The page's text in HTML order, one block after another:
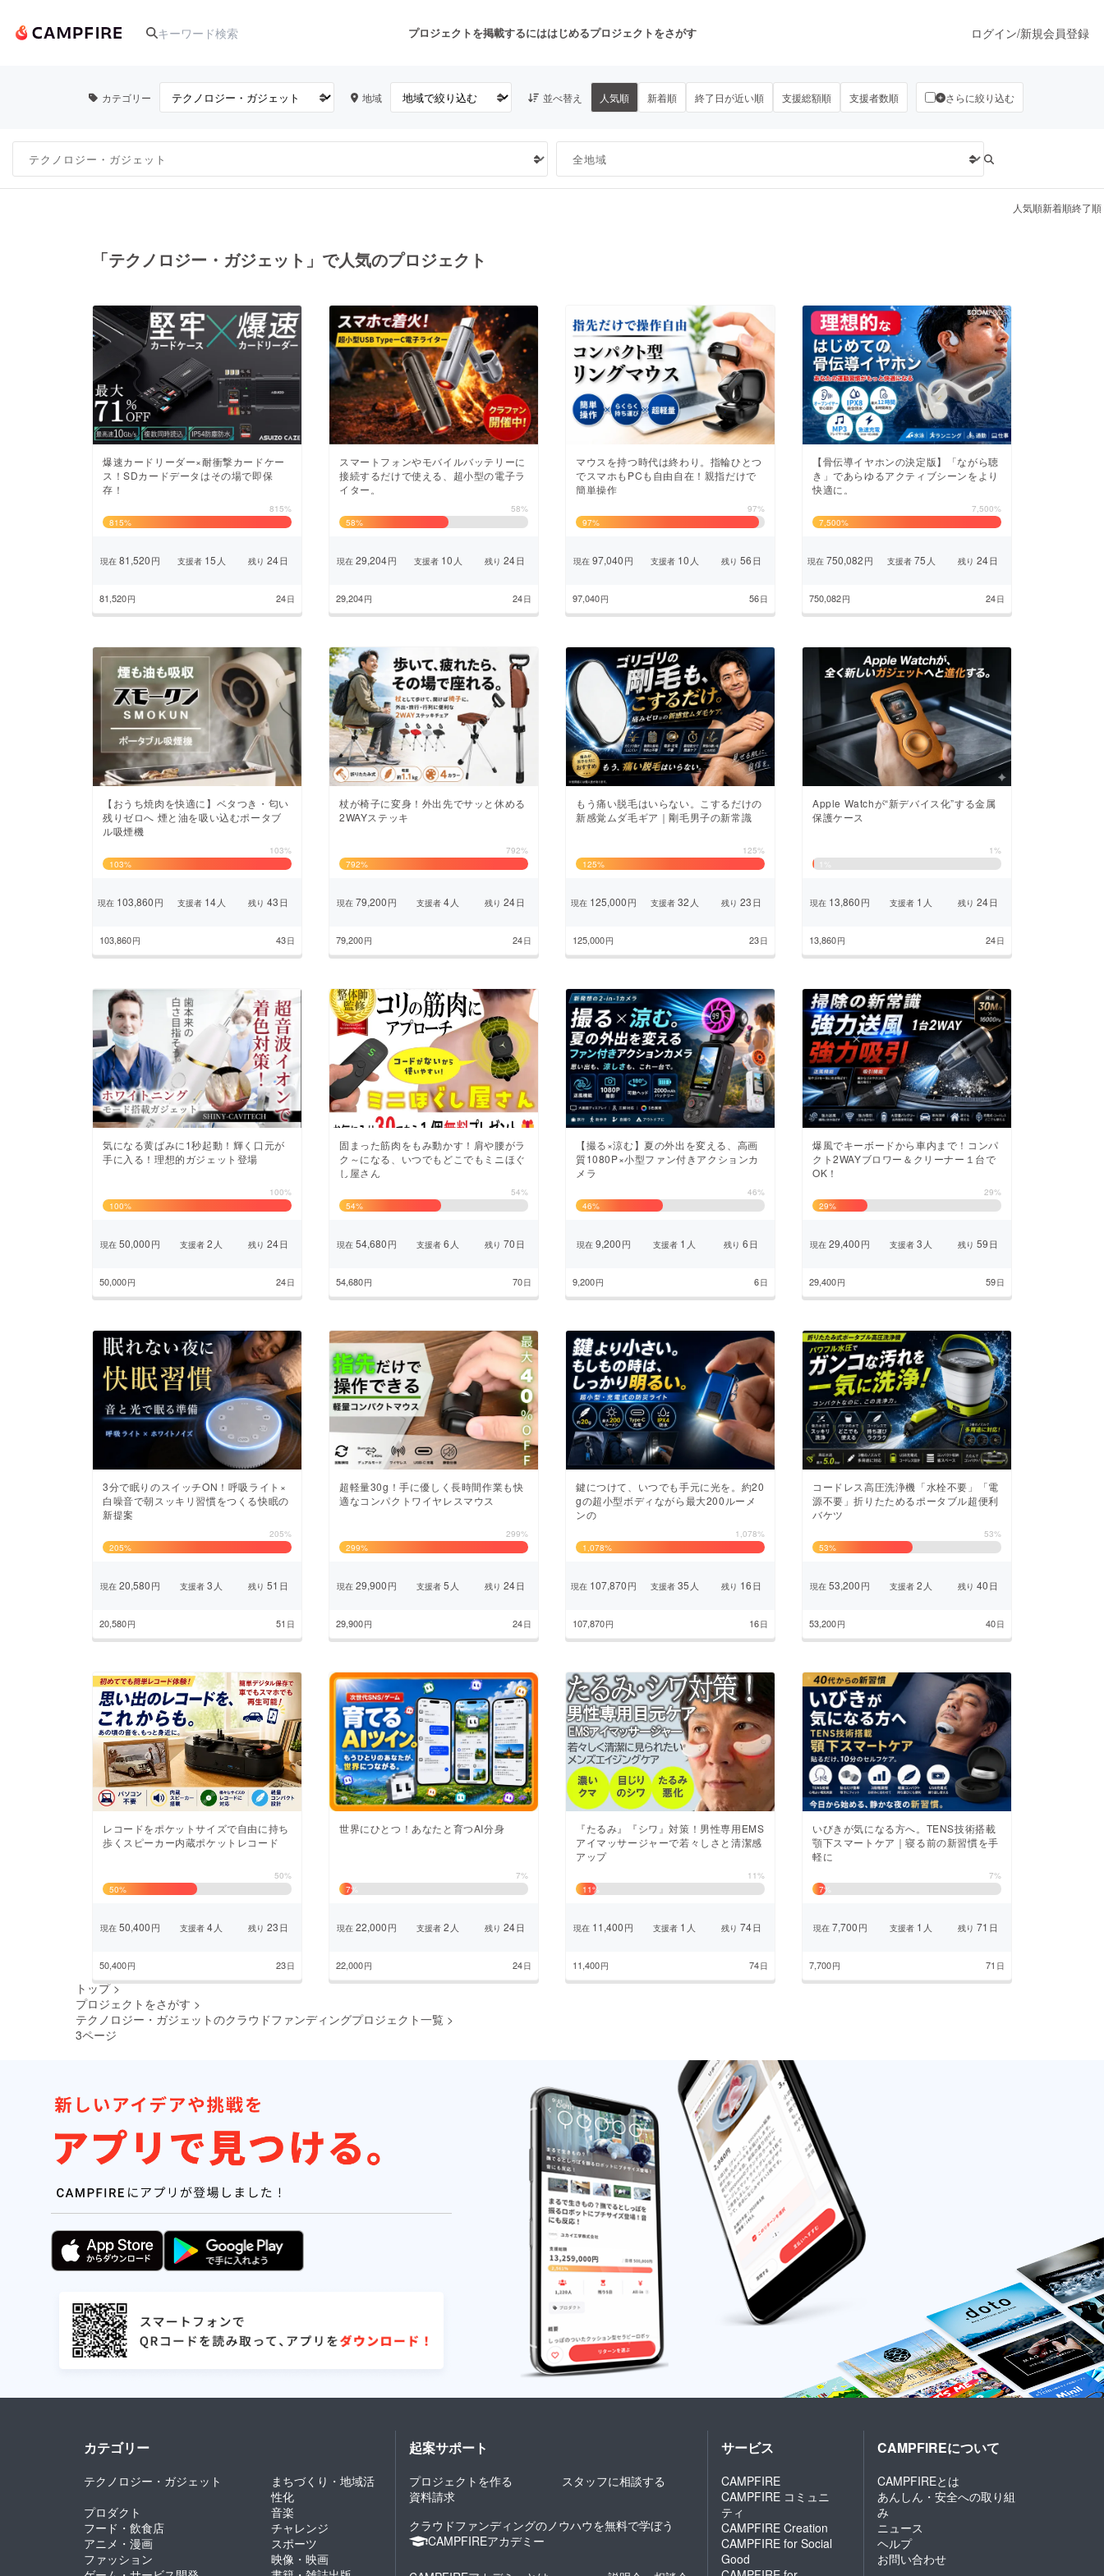
プロジェクトを掲載するにははじめるプロジェクトをさがす
人気のプロジェクト注目のリターン注目の新着プロジェクト募集終了が近いプロジェクトもうすぐ公開されます
ビジネス・起業 チャレンジ ビューティー・ヘルスケア ソーシャルグッド
まちづくり・地域活性化
CAMPFIRE for Social Good
CAMPFIRE Creation
CAMPFIREふるさと納税
machi-ya コミュニティ
ログイン/新規会員登録
カテゴリー 地域 並べ替え 人気順 新着順 終了日が近い順 支援総額順 支援者数順 さらに絞り込む
人気順新着順終了順
「テクノロジー・ガジェット」で人気のプロジェクト
爆速カードリーダー×耐衝撃カードケー
ス！SDカードデータはその場で即保
存！
815%
815%
現在 81,520円 支援者15 人 残り 24日
81,520円 24日
スマートフォンやモバイルバッテリーに
接続するだけで使える、超小型の電子ラ
イター。
58%
58%
現在 29,204円 支援者10 人 残り 24日
29,204円 24日
マウスを持つ時代は終わり。指輪ひとつ
でスマホもPCも自由自在！親指だけで
簡単操作
97%
97%
現在 97,040円 支援者10 人 残り 56日
97,040円 56日
【骨伝導イヤホンの決定版】「ながら聴
き」であらゆるアクティブシーンをより
快適に。
7,500%
7,500%
現在750,082円 支援者75 人 残り 24日
750,082円 24日
【おうち焼肉を快適に】ベタつき・匂い
残りゼロへ 煙と油を吸い込むポータブ
ル吸煙機
103%
103%
現在103,860円 支援者14 人 残り 43日
103,860円 43日
杖が椅子に変身！外出先でサッと休める
2WAYステッキ
792%
792%
現在 79,200円 支援者 4 人 残り 24日
79,200円 24日
もう痛い脱毛はいらない。こするだけの
新感覚ムダ毛ギア｜剛毛男子の新常識
125%
125%
現在125,000円 支援者32 人 残り 23日
125,000円 23日
Apple Watchが“新デバイス化”する金属
保護ケース
1%
1
現在 13,860円 支援者 1 人 残り 24日
13,860円 24日
気になる黄ばみに1秒起動！輝く口元が
手に入る！理想的ガジェット登場
100%
100%
現在 50,000円 支援者 2 人 残り 24日
50,000円 24日
固まった筋肉をもみ動かす！肩や腰がラ
ク～になる、いつでもどこでもミニほぐ
し屋さん
54%
54%
現在 54,680円 支援者 6 人 残り 70日
54,680円 70日
【撮る×涼む】夏の外出を変える、高画
質1080P×小型ファン付きアクションカ
メラ
46%
46%
現在9,200円 支援者 1 人 残り 6日
9,200円 6日
爆風でキーボードから車内まで！コンパ
クト2WAYブロワー＆クリーナー１台で
OK！
29%
29%
現在 29,400円 支援者 3 人 残り 59日
29,400円 59日
3分で眠りのスイッチON！呼吸ライト×
白噪音で朝スッキリ習慣をつくる快眠の
新提案
205%
205%
現在 20,580円 支援者 3 人 残り 51 日
20,580円 51 日
超軽量30g！手に優しく長時間作業も快
適なコンパクトワイヤレスマウス
299%
299%
現在 29,900円 支援者 5 人 残り 24日
29,900円 24日
鍵につけて、いつでも手元に光を。約20
gの超小型ボディながら最大200ルーメ
ンの
1,078%
1,078%
現在107,870円 支援者35 人 残り 16日
107,870円 16日
コードレス高圧洗浄機「水栓不要」「電
源不要」折りたためるポータブル超便利
バケツ
53%
53%
現在 53,200円 支援者 2 人 残り 40日
53,200円 40日
レコードをポケットサイズで自由に持ち
歩くスピーカー内蔵ポケットレコード
50%
50%
現在 50,400円 支援者 4 人 残り 23日
50,400円 23日
世界にひとつ！あなたと育つAI分身
7%
7%
現在 22,000円 支援者 2 人 残り 24日
22,000円 24日
『たるみ』『シワ』対策！男性専用EMS
アイマッサージャーで若々しさと清潔感
アップ
11%
11%
現在 11,400円 支援者 1 人 残り 74日
11,400円 74日
いびきが気になる方へ。TENS技術搭載
顎下スマートケア｜寝る前の新習慣を手
軽に
7%
7%
現在7,700円 支援者 1 人 残り 71 日
7,700円 71 日
トップ >
プロジェクトをさがす >
テクノロジー・ガジェットのクラウドファンディングプロジェクト一覧 >
3ページ
4 次のページ
カテゴリー
テクノロジー・ガジェット
まちづくり・地域活
性化
プロダクト
音楽
フード・飲食店
チャレンジ
アニメ・漫画
スポーツ
ファッション
映像・映画
起案サポート
プロジェクトを作る
スタッフに相談する
資料請求
クラウドファンディングのノウハウを無料で学ぼう
CAMPFIREアカデミー
サービス
CAMPFIRE
CAMPFIRE コミュニ
ティ
CAMPFIRE Creation
CAMPFIRE for Social
Good
CAMPFIREについて
CAMPFIREとは
あんしん・安全への取り組
み
ニュース
ヘルプ
お問い合わせ